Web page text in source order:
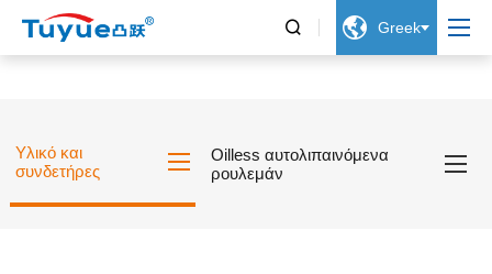
  Greek
Υλικό και
συνδετήρες
Oilless αυτολιπαινόμενα
ρουλεμάν